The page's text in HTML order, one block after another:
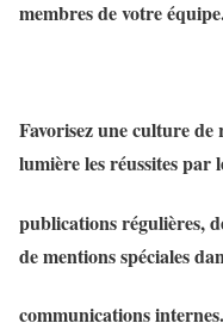
membres de votre
Favorisez une culture de
lumière les réussites par
publications régulières,
de mentions spéciales
communications